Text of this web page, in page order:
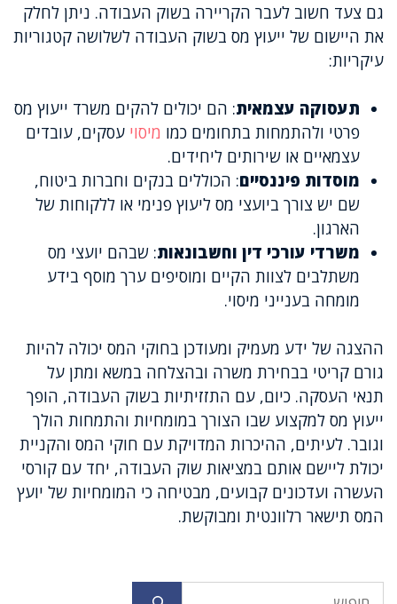
גם צעד חשוב לעבר הקריירה בשוק העבודה. ניתן לחלק
את היישום של ייעוץ מס בשוק העבודה לשלושה קטגוריות
עיקריות:
תעסוקה עצמאית: הם יכולים להקים משרד ייעוץ מס
פרטי ולהתמחות בתחומים כמו מיסוי עסקים, עובדים
עצמאיים או שירותים ליחידים.
מוסדות פיננסיים: הכוללים בנקים וחברות ביטוח,
שם יש צורך ביועצי מס ליעוץ פנימי או ללקוחות של
הארגון.
משרדי עורכי דין וחשבונאות: שבהם יועצי מס
משתלבים לצוות הקיים ומוסיפים ערך מוסף בידע
מומחה בענייני מיסוי.
ההצגה של ידע מעמיק ומעודכן בחוקי המס יכולה להיות
גורם קריטי בבחירת משרה ובהצלחה במשא ומתן על
תנאי העסקה. כיום, עם התזזיתיות בשוק העבודה, הופך
ייעוץ מס למקצוע שבו הצורך במומחיות והתמחות הולך
וגובר. לעיתים, ההיכרות המדויקת עם חוקי המס והקניית
יכולת ליישם אותם במציאות שוק העבודה, יחד עם קורסי
העשרה ועדכונים קבועים, מבטיחה כי המומחיות של יועץ
המס תישאר רלוונטית ומבוקשת.